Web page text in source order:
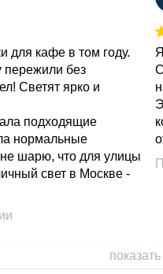
для кафе в том году.
пережили без
Светят ярко и
подходящие
нормальные
шарю, что для улицы
свет в Москве -